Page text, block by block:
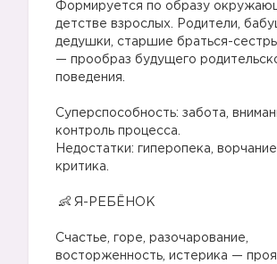
Формируется по образу
детстве взрослых. Родители,
дедушки, старшие браться-
— прообраз будущего
поведения.
Суперспособность: забота,
контроль процесса.⠀
Недостатки: гиперопека,
критика.
Я-РЕБЁНОК
Счастье, горе, разочарование,
восторженность, истерика —